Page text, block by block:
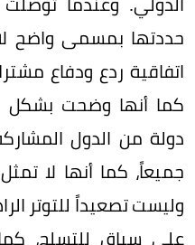
حددتها بمسمى واضح
اتفاقية ردع ودفاع
كما أنها وضحت بشكل
دولة من الدول
جميعاً، كما أنها لا
وليست تصعيداً للتوتر